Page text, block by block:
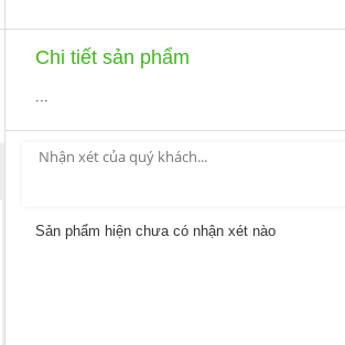
Chi tiết sản phẩm
...
Sản phẩm hiện chưa có nhận xét nào